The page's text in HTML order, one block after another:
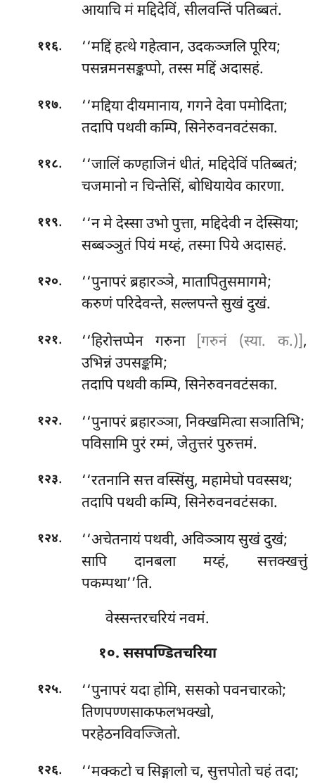
आयाचि मं मद्दिदेविं, सीलवन्तिं पतिब्बतं.
११६.
‘‘मद्दिं हत्थे गहेत्वान, उदकञ्जलि पूरिय;
पसन्नमनसङ्कप्पो, तस्स मद्दिं अदासहं.
११७.
‘‘मद्दिया दीयमानाय, गगने देवा पमोदिता;
तदापि पथवी कम्पि, सिनेरुवनवटंसका.
११८.
‘‘जालिं कण्हाजिनं धीतं, मद्दिदेविं पतिब्बतं;
चजमानो न चिन्तेसिं, बोधियायेव कारणा.
११९.
‘‘न मे देस्सा उभो पुत्ता, मद्दिदेवी न देस्सिया;
सब्बञ्ञुतं पियं मय्हं, तस्मा पिये अदासहं.
१२०.
‘‘पुनापरं ब्रहारञ्ञे, मातापितुसमागमे;
करुणं परिदेवन्ते, सल्लपन्ते सुखं दुखं.
१२१. ‘‘हिरोत्तप्पेन गरुना [गरुनं (स्या. क.)],
उभिन्नं उपसङ्कमि;
तदापि पथवी कम्पि, सिनेरुवनवटंसका.
१२२. ‘‘पुनापरंब्रहारञ्ञा, निक्खमित्वा सञातिभि;
पविसामि पुरं रम्मं, जेतुत्तरं पुरुत्तमं.
१२३.
‘‘रतनानि सत्त वस्सिंसु, महामेघो पवस्सथ;
तदापि पथवी कम्पि, सिनेरुवनवटंसका.
१२४.
‘‘अचेतनायं पथवी, अविञ्ञाय सुखं दुखं;
सापि दानबला मय्हं, सत्तक्खत्तुं
पकम्पथा’’ति.
वेस्सन्तरचरियं नवमं.
१०. ससपण्डितचरिया
१२५. ‘‘पुनापरंयदा होमि, ससको पवनचारको;
तिणपण्णसाकफलभक्खो,
परहेठनविवज्जितो.
१२६.
‘‘मक्कटो च सिङ्गालो च, सुत्तपोतो चहं तदा;